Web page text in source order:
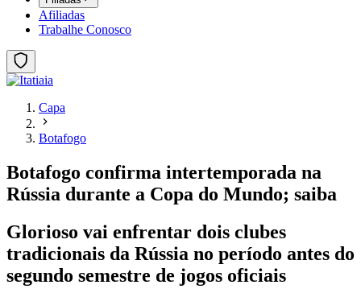
Afiliadas
Trabalhe Conosco
Capa
Botafogo
Botafogo confirma intertemporada na
Rússia durante a Copa do Mundo; saiba
Glorioso vai enfrentar dois clubes
tradicionais da Rússia no período antes do
segundo semestre de jogos oficiais